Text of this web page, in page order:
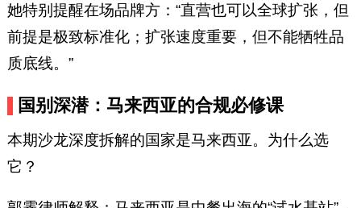
她特别提醒在场品牌方：“直营也可以全球扩张，但
前提是极致标准化；扩张速度重要，但不能牺牲品
质底线。”
国别深潜：马来西亚的合规必修课
本期沙龙深度拆解的国家是马来西亚。为什么选
它？